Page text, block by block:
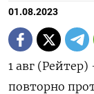
01.08.2023
1 авг
повторно